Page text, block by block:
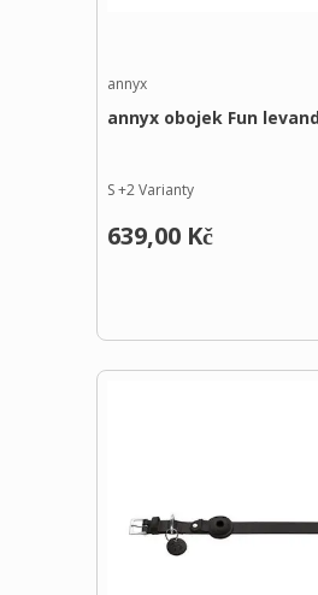
annyx
annyx obojek Fun
S+2Varianty
639,00 Kč